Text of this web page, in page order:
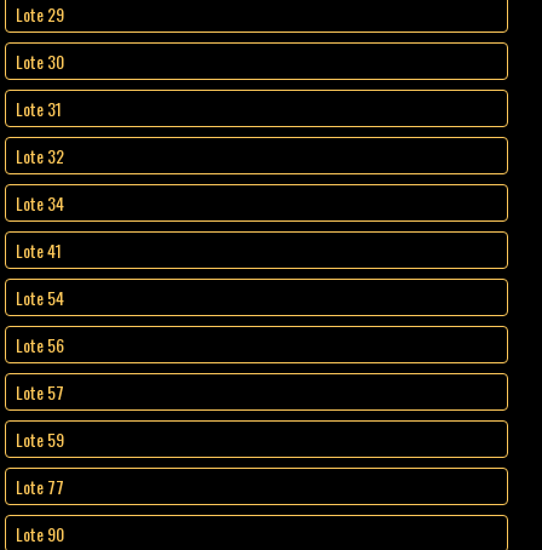
Lote 29
Lote 30
Lote 31
Lote 32
Lote 34
Lote 41
Lote 54
Lote 56
Lote 57
Lote 59
Lote 77
Lote 90